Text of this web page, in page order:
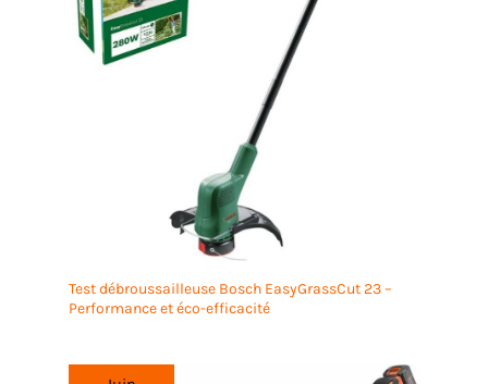
Test débroussailleuse Bosch EasyGrassCut 23 –
Performance et éco-efficacité